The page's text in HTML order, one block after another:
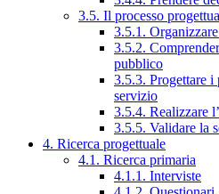
3.5. Il processo
3.5.1.
3.5.2.
pubblico
3.5.3. Progettare i
servizio
3.5.4. Realizzare
3.5.5. Validare la
4. Ricerca progettuale
4.1. Ricerca primaria
4.1.1. Interviste